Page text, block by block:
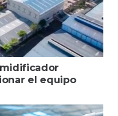
el equipo